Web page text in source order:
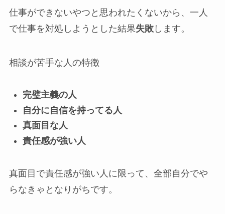
仕事ができないやつと思われたくないから、一人
で仕事を対処しようとした結果失敗します。
相談が苦手な人の特徴
完璧主義の人
自分に自信を持ってる人
真面目な人
責任感が強い人
真面目で責任感が強い人に限って、全部自分でや
らなきゃとなりがちです。